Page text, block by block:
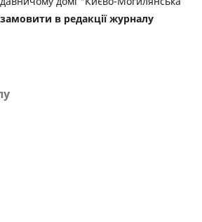
в редакції журналу